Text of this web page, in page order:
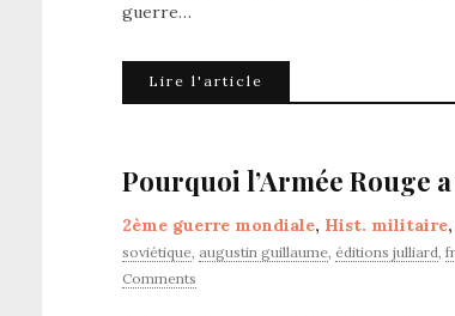
guerre…
Lire l'article
Pourquoi l’Armée Rouge
2ème guerre mondiale, Hist. militaire,
soviétique, augustin guillaume, éditions julliard,
Comments